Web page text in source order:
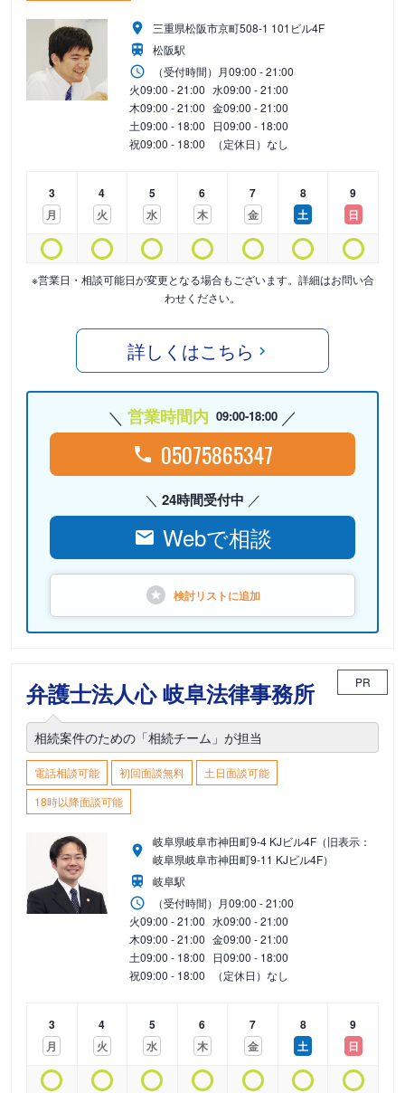
三重県松阪市京町508-1 101ビル4F
松阪駅
（受付時間） 月09:00 - 21:00
火09:00 - 21:00 水09:00 - 21:00
木09:00 - 21:00 金09:00 - 21:00
土09:00 - 18:00 日09:00 - 18:00
祝09:00 - 18:00 （定休日）なし
3
月
4
火
5
水
6
木
7
金
8
土
9
日
※営業日・相談可能日が変更となる場合もございます。詳細はお問い合
わせください。
詳しくはこちら
営業時間内 09:00-18:00
05075865347
24時間受付中
Webで相談
検討リストに追加
弁護士法人心 岐阜法律事務所 PR
相続案件のための「相続チーム」が担当
電話相談可能 初回面談無料
土日面談可能
18時以降面談可能
岐阜県岐阜市神田町9-4 KJビル4F（旧表示：
岐阜県岐阜市神田町9-11 KJビル4F）
岐阜駅
（受付時間） 月09:00 - 21:00
火09:00 - 21:00 水09:00 - 21:00
木09:00 - 21:00 金09:00 - 21:00
土09:00 - 18:00 日09:00 - 18:00
祝09:00 - 18:00 （定休日）なし
3
月
4
火
5
水
6
木
7
金
8
土
9
日